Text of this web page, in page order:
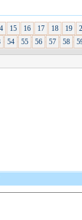
15 16 17 18 19
54 55 56 57 58